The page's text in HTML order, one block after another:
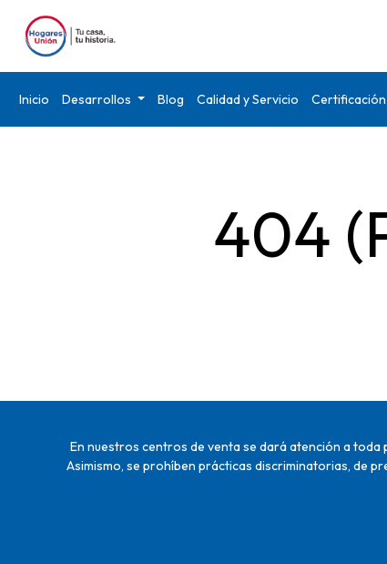
Inicio Desarrollos Blog Calidad y Servicio Certificación
404
En nuestros centros de venta se dará atención a toda
Asimismo, se prohíben prácticas discriminatorias, de